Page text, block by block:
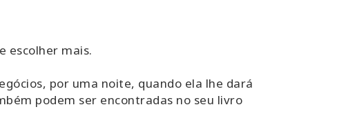
escolher mais.
por uma noite, quando ela lhe dará
podem ser encontradas no seu livro